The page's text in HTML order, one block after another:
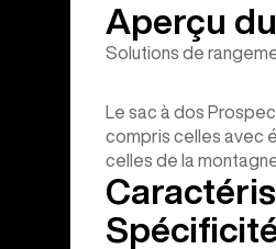
Aperçu
Solutions de
Le sac à dos
compris celles avec
celles de la